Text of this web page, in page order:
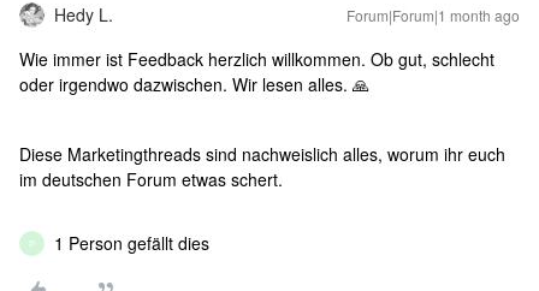
Hedy L. Forum|Forum|1 month ago
Wie immer ist Feedback herzlich willkommen. Ob gut, schlecht
oder irgendwo dazwischen. Wir lesen alles. 🙏
Diese Marketingthreads sind nachweislich alles, worum ihr euch
im deutschen Forum etwas schert.
P 1 Person gefällt dies